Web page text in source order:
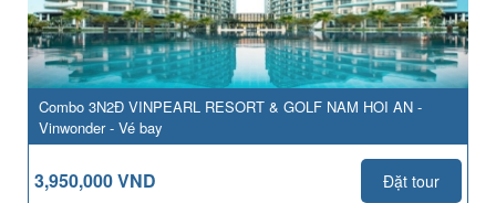
Combo 3N2Đ VINPEARL RESORT & GOLF NAM HOI AN -
Vinwonder - Vé bay
3,950,000 VND
Đặt tour